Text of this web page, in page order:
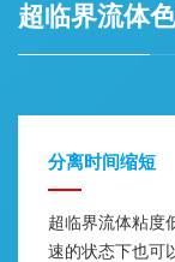
超临界流体
分离时间缩短
超临界流体粘度
速的状态下也可